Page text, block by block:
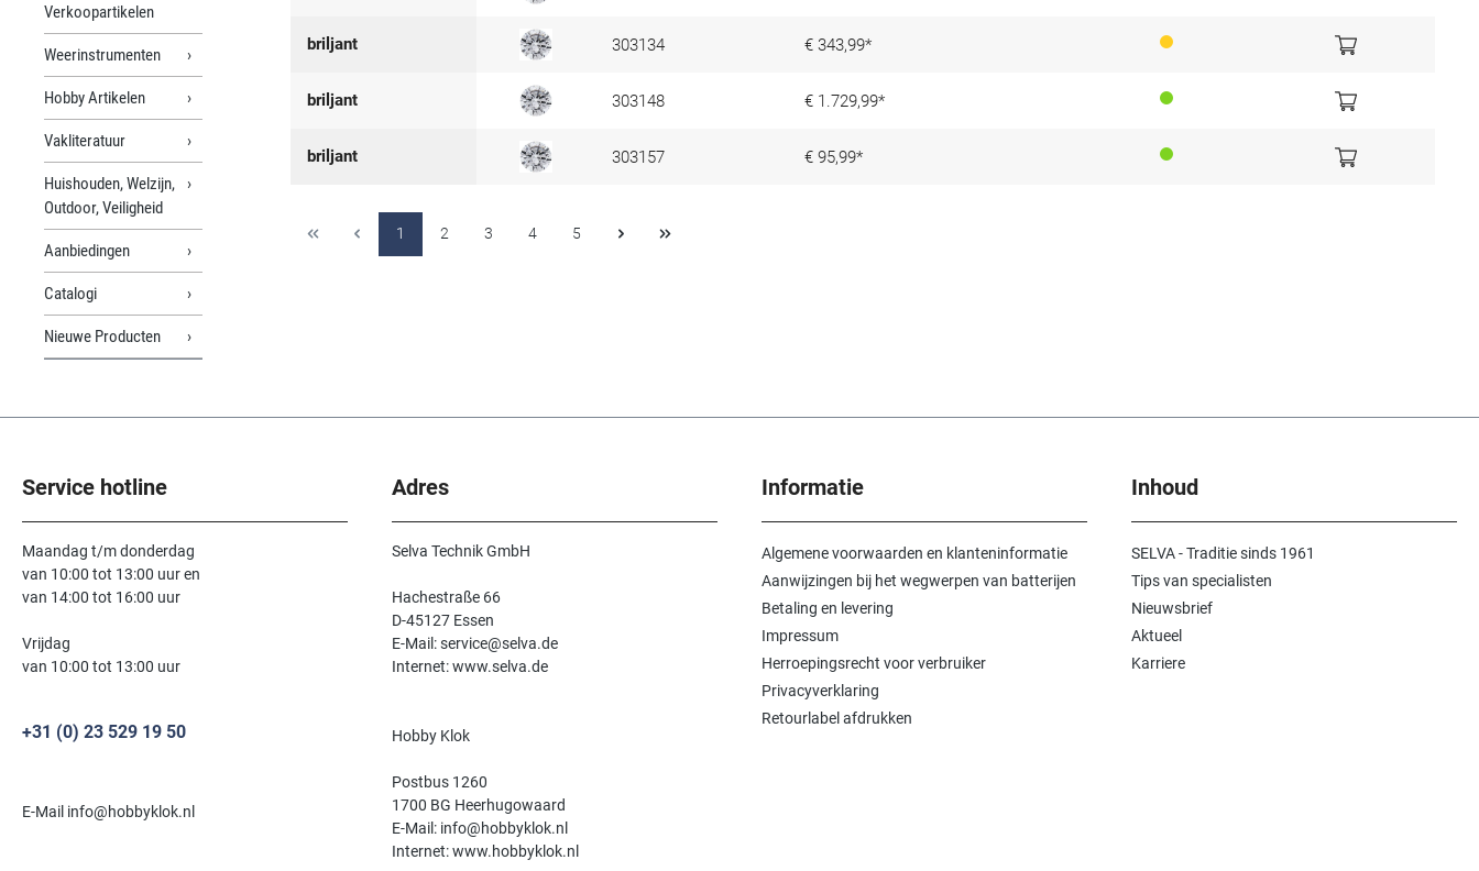
Verkoopartikelen
Weerinstrumenten
Hobby Artikelen
Vakliteratuur
Huishouden, Welzijn,
Outdoor, Veiligheid
Aanbiedingen
Catalogi
Nieuwe Producten
briljant 303134 € 343,99*
briljant 303148 € 1.729,99*
briljant 303157 € 95,99*
1 2 3 4 5
Service hotline
Maandag t/m donderdag
van 10:00 tot 13:00 uur en
van 14:00 tot 16:00 uur
Vrijdag
van 10:00 tot 13:00 uur
+31 (0) 23 529 19 50
E-Mail info@hobbyklok.nl
Adres
Selva Technik GmbH
Hachestraße 66
D-45127 Essen
E-Mail: service@selva.de
Internet: www.selva.de
Hobby Klok
Postbus 1260
1700 BG Heerhugowaard
E-Mail: info@hobbyklok.nl
Internet: www.hobbyklok.nl
Informatie
Algemene voorwaarden en klanteninformatie
Aanwijzingen bij het wegwerpen van batterijen
Betaling en levering
Impressum
Herroepingsrecht voor verbruiker
Privacyverklaring
Retourlabel afdrukken
Inhoud
SELVA - Traditie sinds 1961
Tips van specialisten
Nieuwsbrief
Aktueel
Karriere